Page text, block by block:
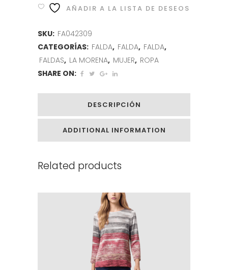
AÑADIR A LA LISTA DE DESEOS
SKU: FA042309
CATEGORÍAS: FALDA, FALDA, FALDA,
FALDAS, LA MORENA, MUJER, ROPA
SHARE ON:
DESCRIPCIÓN
ADDITIONAL INFORMATION
Related products